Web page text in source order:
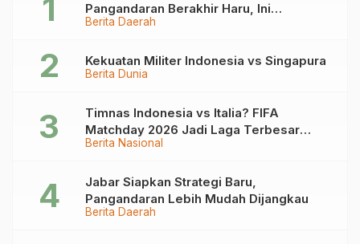
Berita Daerah
Pangandaran Berakhir Haru, Ini
Kronologinya
Berita Dunia
Kekuatan Militer Indonesia vs Singapura
Berita Nasional
Timnas Indonesia vs Italia? FIFA
Matchday 2026 Jadi Laga Terbesar
Garuda!
Berita Daerah
Jabar Siapkan Strategi Baru,
Pangandaran Lebih Mudah Dijangkau